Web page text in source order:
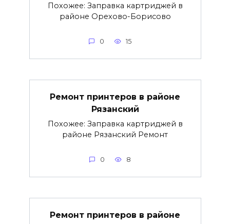
Похожее: Заправка картриджей в
районе Орехово-Борисово
0 15
Ремонт принтеров в районе
Рязанский
Похожее: Заправка картриджей в
районе Рязанский Ремонт
0 8
Ремонт принтеров в районе